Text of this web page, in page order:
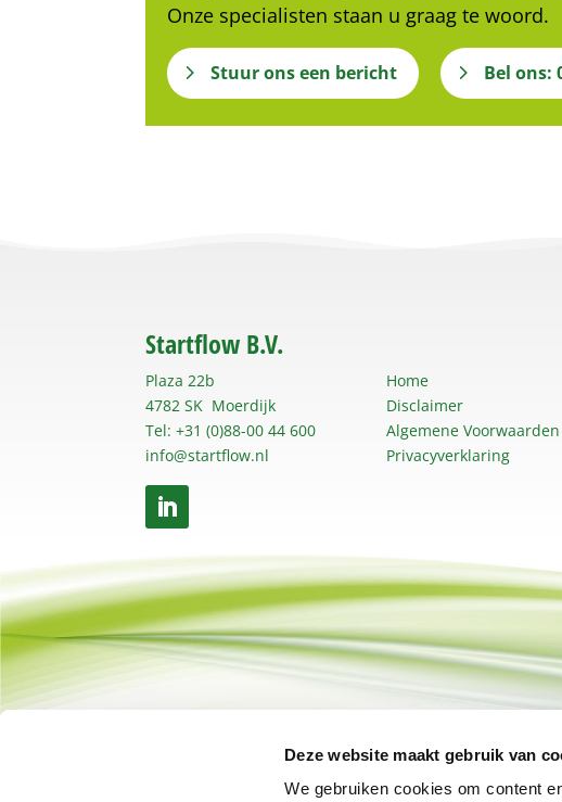
Deze website maakt gebruik van
We gebruiken cookies om content
Onze specialisten staan u graag te woord.
Stuur ons een bericht Bel ons:
Startflow B.V.
Plaza 22b
4782 SK Moerdijk
Tel: +31 (0)88-00 44 600
info@startflow.nl
Home
Disclaimer
Algemene Voorwaarden
Privacyverklaring